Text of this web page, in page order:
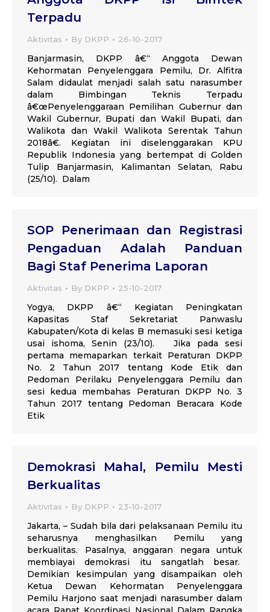
Terpadu
Aktivitas By DKPP 26-10-2017
Banjarmasin, DKPP â€“ Anggota Dewan
Kehormatan Penyelenggara Pemilu, Dr. Alfitra
Salam didaulat menjadi salah satu narasumber
dalam Bimbingan Teknis Terpadu
â€œPenyelenggaraan Pemilihan Gubernur dan
Wakil Gubernur, Bupati dan Wakil Bupati, dan
Walikota dan Wakil Walikota Serentak Tahun
2018â€. Kegiatan ini diselenggarakan KPU
Republik Indonesia yang bertempat di Golden
Tulip Banjarmasin, Kalimantan Selatan, Rabu
(25/10). Dalam
SOP Penerimaan dan Registrasi
Pengaduan Adalah Panduan
Bagi Staf Penerima Laporan
Aktivitas By DKPP 25-10-2017
Yogya, DKPP â€“ Kegiatan Peningkatan
Kapasitas Staf Sekretariat Panwaslu
Kabupaten/Kota di kelas B memasuki sesi ketiga
usai ishoma, Senin (23/10). Jika pada sesi
pertama memaparkan terkait Peraturan DKPP
No. 2 Tahun 2017 tentang Kode Etik dan
Pedoman Perilaku Penyelenggara Pemilu dan
sesi kedua membahas Peraturan DKPP No. 3
Tahun 2017 tentang Pedoman Beracara Kode
Etik
Demokrasi Mahal, Pemilu Mesti
Berkualitas
Aktivitas By DKPP 23-10-2017
Jakarta, – Sudah bila dari pelaksanaan Pemilu itu
seharusnya menghasilkan Pemilu yang
berkualitas. Pasalnya, anggaran negara untuk
membiayai demokrasi itu sangatlah besar.
Demikian kesimpulan yang disampaikan oleh
Ketua Dewan Kehormatan Penyelenggara
Pemilu Harjono saat menjadi narasumber dalam